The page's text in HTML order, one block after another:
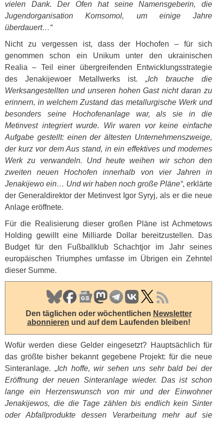
vielen Dank. Der Ofen hat seine Namensgeberin, die
Jugendorganisation Komsomol, um einige Jahre
überdauert…“
Nicht zu vergessen ist, dass der Hochofen – für sich
genommen schon ein Unikum unter den ukrainischen
Realia – Teil einer übergreifenden Entwicklungsstrategie
des Jenakijewoer Metallwerks ist. „Ich brauche die
Werksangestellten und unseren hohen Gast nicht daran zu
erinnern, in welchem Zustand das metallurgische Werk und
besonders seine Hochofenanlage war, als sie in die
Metinvest integriert wurde. Wir waren vor keine einfache
Aufgabe gestellt: einen der ältesten Unternehmenszweige,
der kurz vor dem Aus stand, in ein effektives und modernes
Werk zu verwandeln. Und heute weihen wir schon den
zweiten neuen Hochofen innerhalb von vier Jahren in
Jenakijewo ein… Und wir haben noch große Pläne“, erklärte
der Generaldirektor der Metinvest Igor Syryj, als er die neue
Anlage eröffnete.
Für die Realisierung dieser großen Pläne ist Achmetows
Holding gewillt eine Milliarde Dollar bereitzustellen. Das
Budget für den Fußballklub Schachtjor im Jahr seines
europäischen Triumphes umfasse im Übrigen ein Zehntel
dieser Summe.
Den täglichen oder wöchentlichen Newsletter
abonnieren und auf dem Laufenden bleiben!
Wofür werden diese Gelder eingesetzt? Hauptsächlich für
das größte bisher bekannt gegebene Projekt: für die neue
Sinteranlage. „Ich hoffe, wir sehen uns sehr bald bei der
Eröffnung der neuen Sinteranlage wieder. Das ist schon
lange ein Herzenswunsch von mir und der Einwohner
Jenakijewos, die die Tage zählen bis endlich kein Sinter
oder Abfallprodukte dessen Verarbeitung mehr auf sie